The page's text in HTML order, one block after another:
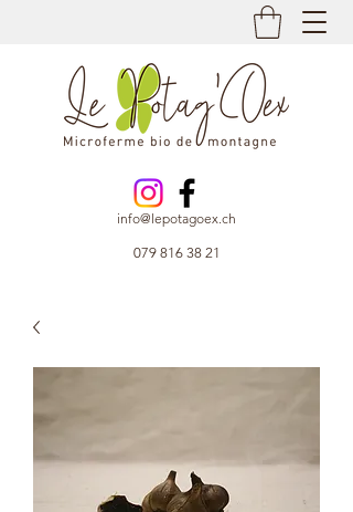
info@lepotagoex.ch
079 816 38 21